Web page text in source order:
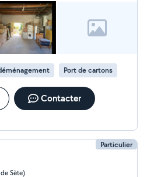
sous la canicule et étaient
le meilleur déménagement
on a déjà testé les grosses
: là rien à voir c’était
vous les recommande
Port de cartons
Contacter
Particulier
Sète)